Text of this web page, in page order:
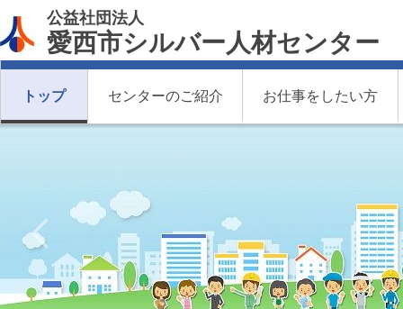
公益社団法人
愛西市シルバー人材センター
トップ センターのご紹介 お仕事をしたい方